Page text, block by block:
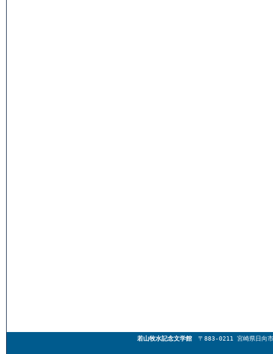
若山牧水記念文学館 〒883-0211 宮崎県日向